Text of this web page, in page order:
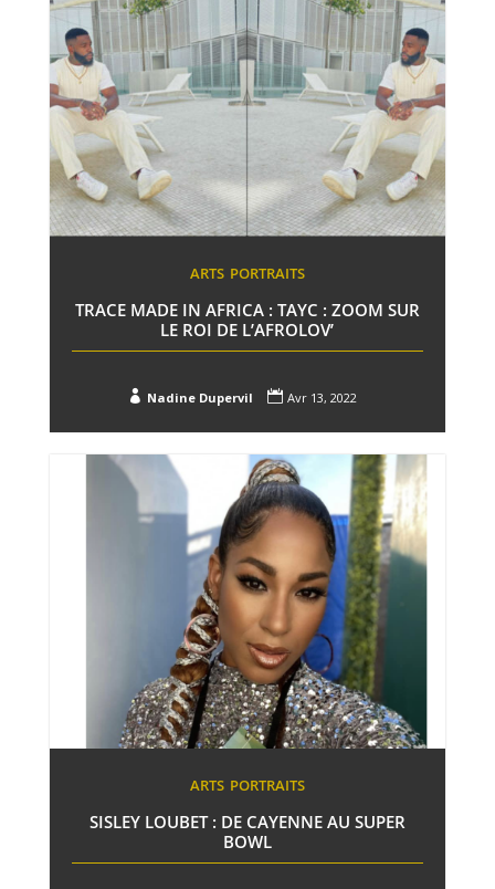
ARTS PORTRAITS
TRACE MADE IN AFRICA : TAYC : ZOOM SUR
LE ROI DE L’AFROLOV’
 Nadine Dupervil  Avr 13, 2022
ARTS PORTRAITS
SISLEY LOUBET : DE CAYENNE AU SUPER
BOWL